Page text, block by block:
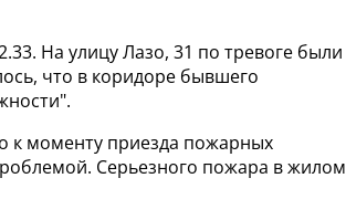
На улицу Лазо, 31 по тревоге были
что в коридоре бывшего
к моменту приезда пожарных
Серьезного пожара в жилом